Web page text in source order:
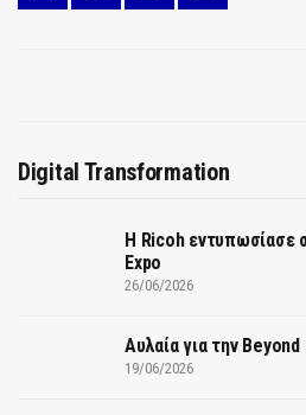
Digital Transformation
Η Ricoh εντυπωσίασε
Expo
26/06/2026
Αυλαία για την Beyond
19/06/2026